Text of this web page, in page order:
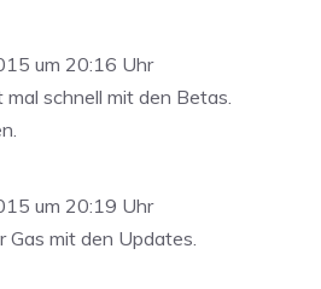
um 20:16 Uhr
schnell mit den Betas.
um 20:19 Uhr
Gas mit den Updates.